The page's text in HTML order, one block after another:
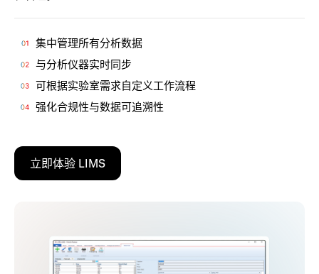
集中管理所有分析数据
与分析仪器实时同步
可根据实验室需求自定义工作流程
强化合规性与数据可追溯性
立即体验 LIMS